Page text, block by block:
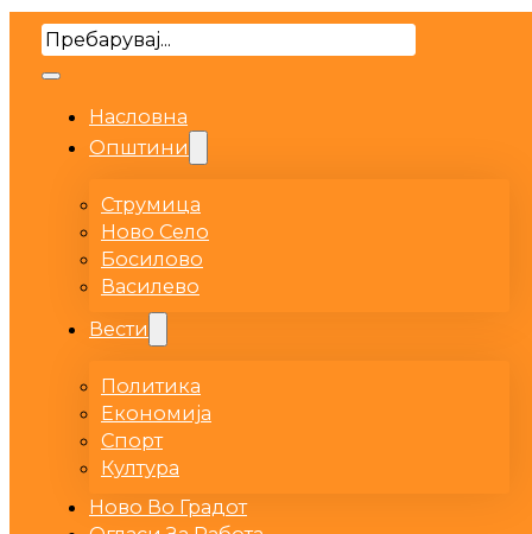
Search
Насловна
Општини
Струмица
Ново Село
Босилово
Василево
Вести
Политика
Економија
Спорт
Култура
Ново Во Градот